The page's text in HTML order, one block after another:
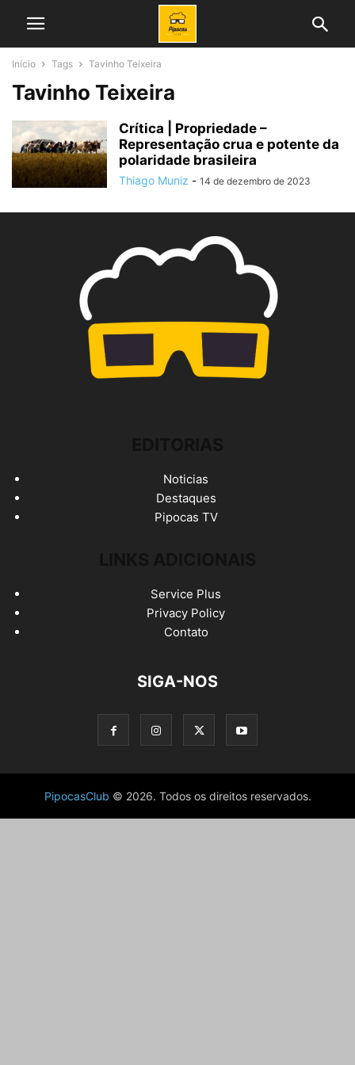
Início Tags Tavinho Teixeira
Tavinho Teixeira
Crítica | Propriedade –
Representação crua e potente da
polaridade brasileira
Thiago Muniz - 14 de dezembro de 2023
Noticias
Destaques
Pipocas TV
Service Plus
Privacy Policy
Contato
SIGA-NOS
PipocasClub © 2026. Todos os direitos reservados.